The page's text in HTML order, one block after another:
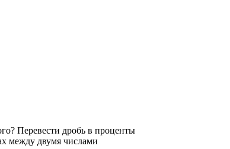
Перевести дробь в проценты
между двумя числами